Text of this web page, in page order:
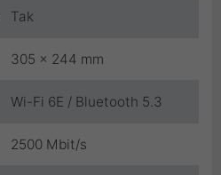
Tak
305 x 244 mm
Wi-Fi 6E / Bluetooth 5.3
2500 Mbit/s